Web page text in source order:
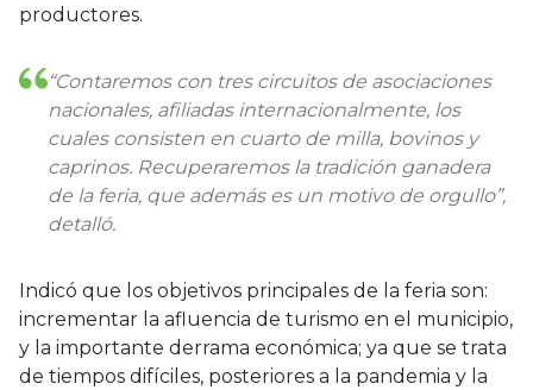
productores.
“Contaremos con tres circuitos de asociaciones
nacionales, afiliadas internacionalmente, los
cuales consisten en cuarto de milla, bovinos y
caprinos. Recuperaremos la tradición ganadera
de la feria, que además es un motivo de orgullo”,
detalló.
Indicó que los objetivos principales de la feria son:
incrementar la afluencia de turismo en el municipio,
y la importante derrama económica; ya que se trata
de tiempos difíciles, posteriores a la pandemia y la